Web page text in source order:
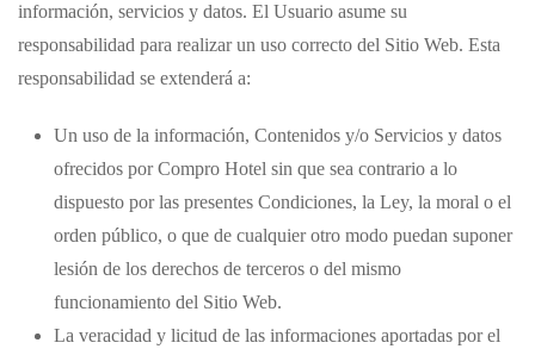
información, servicios y datos. El Usuario asume su
responsabilidad para realizar un uso correcto del Sitio Web. Esta
responsabilidad se extenderá a:
Un uso de la información, Contenidos y/o Servicios y datos
ofrecidos porCompro Hotel sin que sea contrario a lo
dispuesto por las presentes Condiciones, la Ley, la moral o el
orden público, o que de cualquier otro modo puedan suponer
lesión de los derechos de terceros o del mismo
funcionamiento del Sitio Web.
La veracidad y licitud de las informaciones aportadas por el